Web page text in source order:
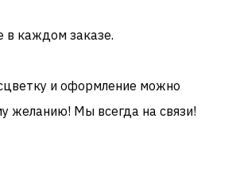
в каждом заказе.
и оформление можно
желанию! Мы всегда на связи!